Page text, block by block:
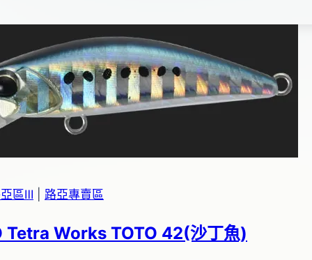
11A
區Ⅲ 路亞專賣區
Tetra Works TOTO 42(沙丁魚)